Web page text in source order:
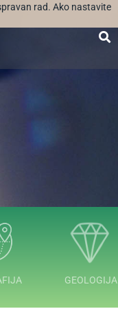
rad. Ako nastavite

GEOLOGIJA